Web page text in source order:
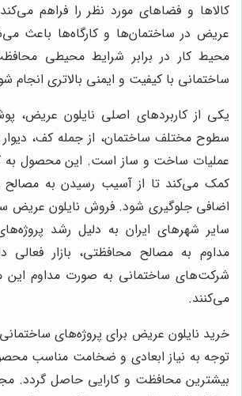
کالاها و فضاهای مورد نظر را فراهم
عریض در ساختمان‌ها و کارگاه‌ها باعث
محیط کار در برابر شرایط محیطی
ساختمانی با کیفیت و ایمنی بالاتری انجام
یکی از کاربردهای اصلی نایلون عریض،
سطوح مختلف ساختمان، از جمله کف،
عملیات ساخت و ساز است. این محصول به
کمک می‌کند تا از آسیب رسیدن به مصالح
اضافی جلوگیری شود. فروش نایلون عریض
سایر شهرهای ایران به دلیل رشد
مداوم به مصالح محافظتی، بازار فعالی
شرکت‌های ساختمانی به صورت مداوم این
می‌کنند.
خرید نایلون عریض برای پروژه‌های
توجه به نیاز ابعادی و ضخامت مناسب
بیشترین محافظت و کارایی حاصل گردد.